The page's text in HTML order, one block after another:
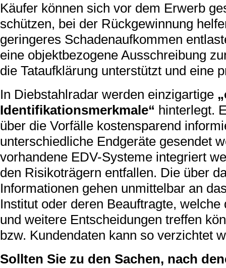
Käufer können sich vor dem Erwerb
schützen, bei der Rückgewinnung
geringeres Schadenaufkommen
eine objektbezogene Ausschreibung
die Tataufklärung unterstützt und eine
In Diebstahlradar werden einzigartige
Identifikationsmerkmale“ hinterlegt.
über die Vorfälle kostensparend
unterschiedliche Endgeräte gesendet
vorhandene EDV-Systeme integriert
den Risikoträgern entfallen. Die über
Informationen gehen unmittelbar an
Institut oder deren Beauftragte,
und weitere Entscheidungen treffen
bzw. Kundendaten kann so verzichtet
Sollten Sie zu den Sachen, nach